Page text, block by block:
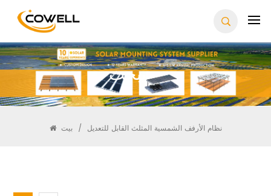
يبحث
بيت / نظام الأرفف الشمسية المثلث القابل للتعديل